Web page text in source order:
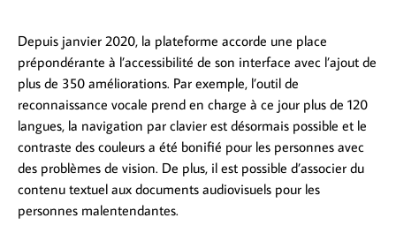
Depuis janvier 2020, la plateforme accorde une place
prépondérante à l’accessibilité de son interface avec l’ajout de
plus de 350 améliorations. Par exemple, l’outil de
reconnaissance vocale prend en charge à ce jour plus de 120
langues, la navigation par clavier est désormais possible et le
contraste des couleurs a été bonifié pour les personnes avec
des problèmes de vision. De plus, il est possible d’associer du
contenu textuel aux documents audiovisuels pour les
personnes malentendantes.